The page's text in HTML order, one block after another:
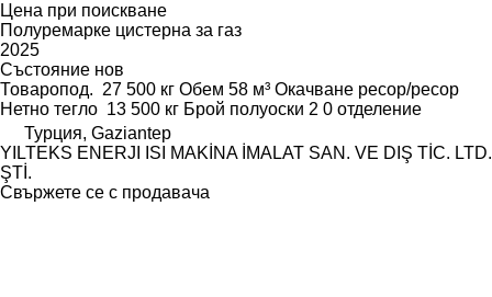
Цена при поискване
Полуремарке цистерна за газ
2025
Състояние нов
Товаропод. 27 500 кг Обем 58 м³ Окачване ресор/ресор
Нетно тегло 13 500 кг Брой полуоски 2 0 отделение
Турция, Gaziantep
YILTEKS ENERJI ISI MAKİNA İMALAT SAN. VE DIŞ TİC. LTD.
ŞTİ.
Свържете се с продавача